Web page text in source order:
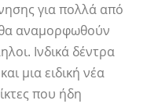
για πολλά από
αναμορφωθούν
Ινδικά δέντρα
μια ειδική νέα
που ήδη